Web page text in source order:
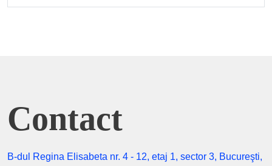
Contact
B-dul Regina Elisabeta nr. 4 - 12, etaj 1, sector 3, Bucureşti,